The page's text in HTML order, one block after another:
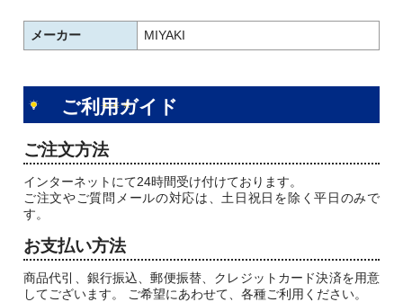
メーカー MIYAKI
ご利用ガイド
ご注文方法
インターネットにて24時間受け付けております。
ご注文やご質問メールの対応は、土日祝日を除く平日のみで
す。
お支払い方法
商品代引、銀行振込、郵便振替、クレジットカード決済を用意
してございます。 ご希望にあわせて、各種ご利用ください。